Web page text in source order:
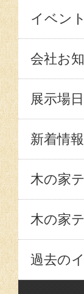
イベン
会社お
展示場
新着情報
木の家
木の家
過去の